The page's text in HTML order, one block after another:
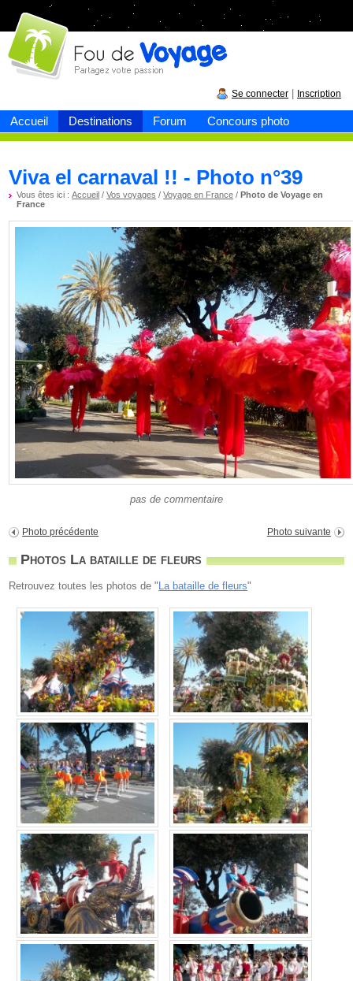
Accueil Destinations Forum Concours photo
Fou devoyage
Se connecter Inscription
Viva el carnaval !! - Photo n°39
Vous êtes ici :Accueil /Vos voyages /Voyage en France /Photo de Voyage en
France
pas de commentaire
Photo précédente Photo suivante
Photos La bataille de fleurs
Retrouvez toutes les photos de " La bataille de fleurs"